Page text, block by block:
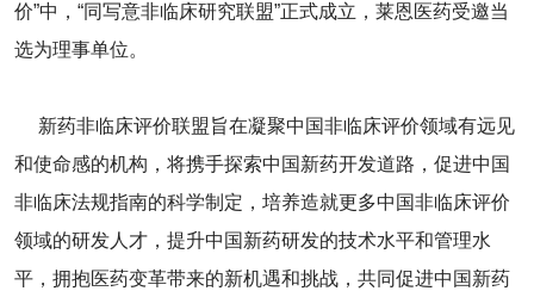
价”中，“同写意非临床研究联盟”正式成立，莱恩医药受邀当
选为理事单位。
新药非临床评价联盟旨在凝聚中国非临床评价领域有远见
和使命感的机构，将携手探索中国新药开发道路，促进中国
非临床法规指南的科学制定，培养造就更多中国非临床评价
领域的研发人才，提升中国新药研发的技术水平和管理水
平，拥抱医药变革带来的新机遇和挑战，共同促进中国新药